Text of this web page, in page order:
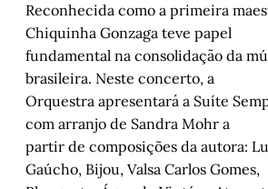
Reconhecida como a primeira
Chiquinha Gonzaga teve papel
fundamental na consolidação da
brasileira. Neste concerto, a
Orquestra apresentará a Suíte
com arranjo de Sandra Mohr a
partir de composições da autora:
Gaúcho, Bijou, Valsa Carlos Gomes,